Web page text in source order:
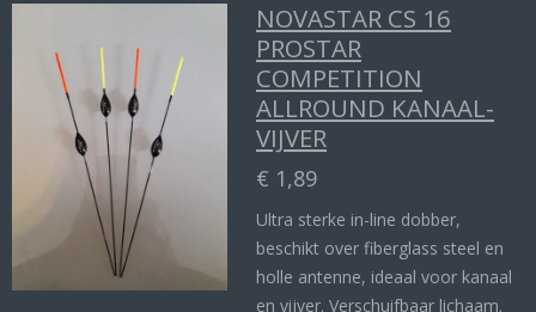
NOVASTAR CS 16
PROSTAR
COMPETITION
ALLROUND KANAAL-
VIJVER
€ 1,89
Ultra sterke in-line dobber,
beschikt over fiberglass steel en
holle antenne, ideaal voor kanaal
en vijver. Verschuifbaar lichaam.